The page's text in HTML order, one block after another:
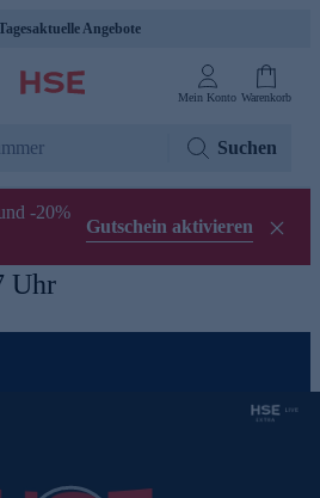
Angebote
Mein Konto Warenkorb
Suchen
-20%
Gutschein aktivieren
Uhr